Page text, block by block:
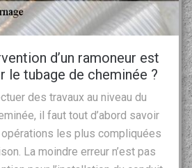
d’un ramoneur est
le tubage de cheminée ?
des travaux au niveau du
il faut tout d’abord savoir
opérations les plus compliquées
La moindre erreur n’est pas